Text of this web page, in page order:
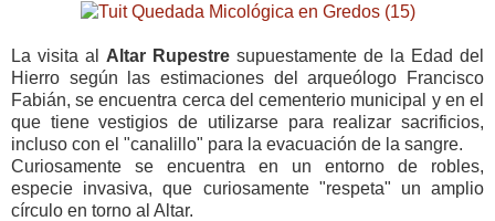
La visita al Altar Rupestre supuestamente de la Edad del
Hierro según las estimaciones del arqueólogo Francisco
Fabián, se encuentra cerca del cementerio municipal y en el
que tiene vestigios de utilizarse para realizar sacrificios,
incluso con el "canalillo" para la evacuación de la sangre.
Curiosamente se encuentra en un entorno de robles,
especie invasiva, que curiosamente "respeta" un amplio
círculo en torno al Altar.